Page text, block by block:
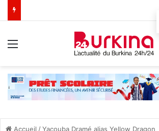
Accueil /Yacouba Dramé alias Yellow Dragon